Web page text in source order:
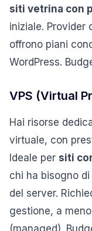
siti vetrina con
iniziale. Provider
offrono piani
WordPress.
VPS (Virtual
Hai risorse
virtuale, con
Ideale per siti
chi ha bisogno
del server.
gestione, a
(managed).